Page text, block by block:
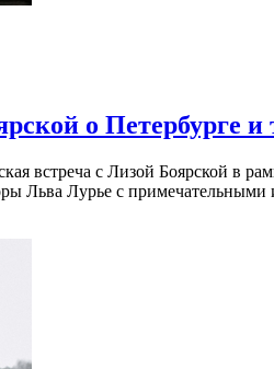
о Петербурге и
встреча с Лизой Боярской в
Льва Лурье с